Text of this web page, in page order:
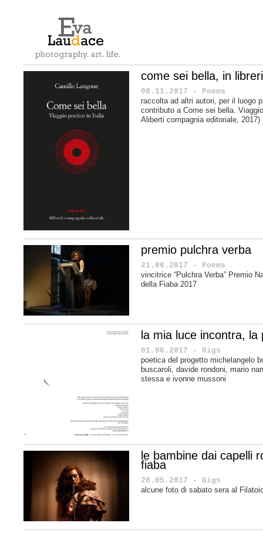
come sei bella, in
08.11.2017 - Poems
raccolta ad altri autori, per il luogo
contributo a Come sei bella.
Aliberti compagnia editoriale, 2017)
premio pulchra verba
21.06.2017 - Poems
vincitrice “Pulchra Verba” Premio
della Fiaba 2017
la mia luce incontra, la
01.06.2017 - Gigs
poetica del progetto michelangelo
buscaroli, davide rondoni, mario
stessa e ivonne mussoni
le bambine dai capelli
fiaba
20.05.2017 - Gigs
alcune foto di sabato sera al